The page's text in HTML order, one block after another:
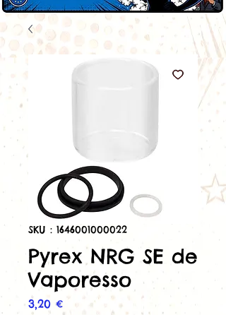
SKU : 1646001000022
Pyrex NRG SE de
Vaporesso
3,20 €Prix